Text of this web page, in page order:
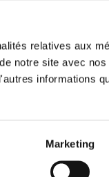
relatives aux
notre site avec nos
informations
Marketing